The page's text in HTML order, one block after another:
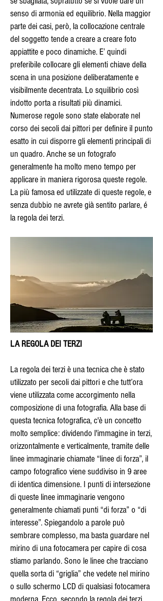
senso di armonia ed equilibrio. Nella maggior
parte dei casi, però, la collocazione centrale
del soggetto tende a creare a creare foto
appiattite e poco dinamiche. E’ quindi
preferibile collocare gli elementi chiave della
scena in una posizione deliberatamente e
visibilmente decentrata. Lo squilibrio così
indotto porta a risultati più dinamici.
Numerose regole sono state elaborate nel
corso dei secoli dai pittori per definire il punto
esatto in cui disporre gli elementi principali di
un quadro. Anche se un fotografo
generalmente ha molto meno tempo per
applicare in maniera rigorosa queste regole.
La più famosa ed utilizzate di queste regole, e
senza dubbio ne avrete già sentito parlare, é
la regola dei terzi.
LA REGOLA DEI TERZI
La regola dei terzi è una tecnica che è stato
utilizzato per secoli dai pittori e che tutt’ora
viene utilizzata come accorgimento nella
composizione di una fotografia. Alla base di
questa tecnica fotografica, c'è un concetto
molto semplice: dividendo l'immagine in terzi,
orizzontalmente e verticalmente, tramite delle
linee immaginarie chiamate “linee di forza”, il
campo fotografico viene suddiviso in 9 aree
di identica dimensione. I punti di intersezione
di queste linee immaginarie vengono
generalmente chiamati punti “di forza” o “di
interesse”. Spiegandolo a parole può
sembrare complesso, ma basta guardare nel
mirino di una fotocamera per capire di cosa
stiamo parlando. Sono le linee che tracciano
quella sorta di “griglia” che vedete nel mirino
o sullo schermo LCD di qualsiasi fotocamera